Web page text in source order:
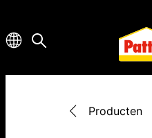
Producten